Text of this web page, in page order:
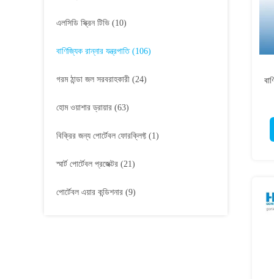
এলসিডি স্ক্রিন টিভি (10)
বাণিজ্যিক রান্নার যন্ত্রপাতি (106)
গরম ঠান্ডা জল সরবরাহকারী (24)
হোম ওয়াশার ড্রায়ার (63)
বিক্রির জন্য পোর্টেবল ফোরক্লিফ্ট (1)
স্মার্ট পোর্টেবল প্রজেক্টর (21)
পোর্টেবল এয়ার কন্ডিশনার (9)